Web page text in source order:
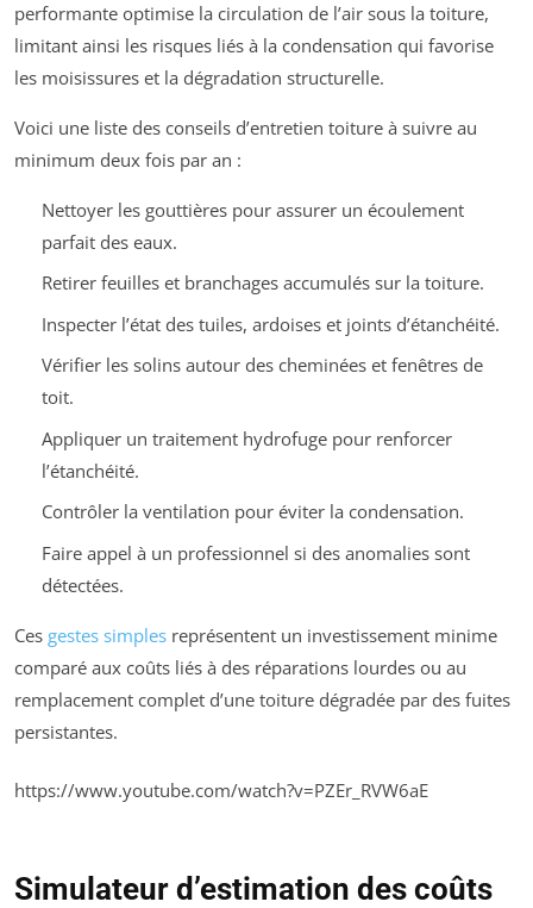
performante optimise la circulation de l’air sous la toiture,
limitant ainsi les risques liés à la condensation qui favorise
les moisissures et la dégradation structurelle.
Voici une liste des conseils d’entretien toiture à suivre au
minimum deux fois par an :
Nettoyer les gouttières pour assurer un écoulement
parfait des eaux.
Retirer feuilles et branchages accumulés sur la toiture.
Inspecter l’état des tuiles, ardoises et joints d’étanchéité.
Vérifier les solins autour des cheminées et fenêtres de
toit.
Appliquer un traitement hydrofuge pour renforcer
l’étanchéité.
Contrôler la ventilation pour éviter la condensation.
Faire appel à un professionnel si des anomalies sont
détectées.
Ces gestes simples représentent un investissement minime
comparé aux coûts liés à des réparations lourdes ou au
remplacement complet d’une toiture dégradée par des fuites
persistantes.
https://www.youtube.com/watch?v=PZEr_RVW6aE
Simulateur d’estimation des coûts